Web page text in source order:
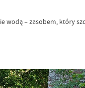
– zasobem, który